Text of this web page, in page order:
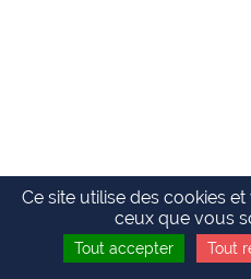
Ce site utilise des cookies
ceux que vous
Tout accepter Tout